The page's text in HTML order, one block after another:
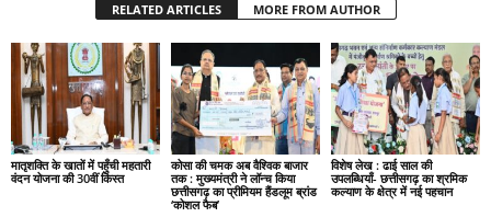
RELATED ARTICLES MORE FROM AUTHOR
मातृशक्ति के खातों में पहुँची महतारी
वंदन योजना की 30वीं किस्त
कोसा की चमक अब वैश्विक बाजार
तक : मुख्यमंत्री ने लॉन्च किया
छत्तीसगढ़ का प्रीमियम हैंडलूम ब्रांड
‘कोशल फैब’
विशेष लेख : ढाई साल की
उपलब्धियाँ- छत्तीसगढ़ का श्रमिक
कल्याण के क्षेत्र में नई पहचान